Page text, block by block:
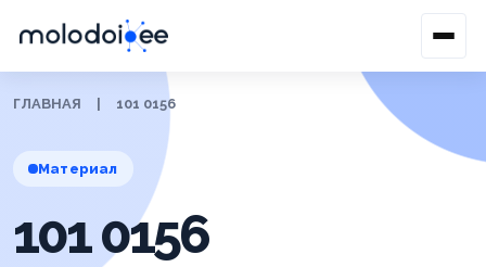
ГЛАВНАЯ 101 0156
Материал
101 0156